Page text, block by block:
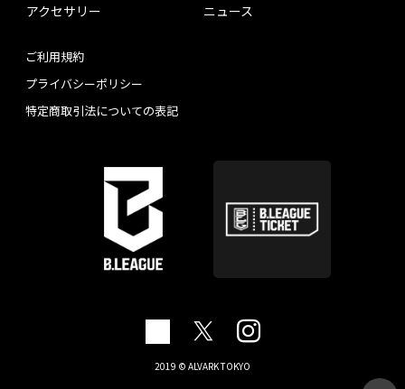
アクセサリー
ニュース
ご利用規約
プライバシーポリシー
特定商取引法についての表記
2019 © ALVARK TOKYO